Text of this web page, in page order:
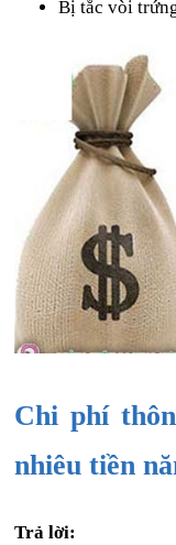
Bị tắc vòi
Chi phí
nhiêu tiền
Trả lời: